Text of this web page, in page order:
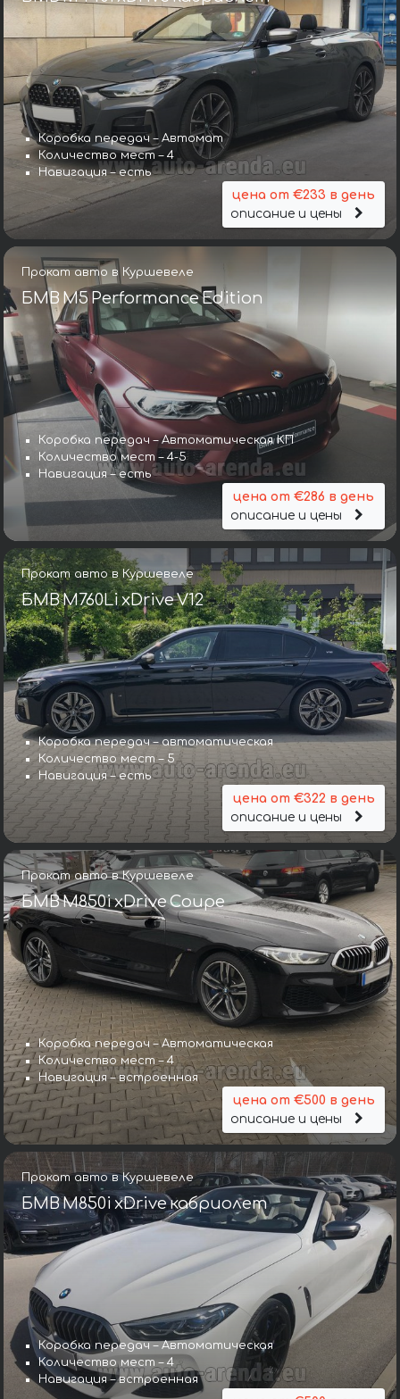
Коробка передач – Автомат
Количество мест – 4
Навигация – есть
цена от €233 в день
описание и цены
Прокат авто в Куршевеле
БМВ M5 Performance Edition
Коробка передач – Автоматическая КП
Количество мест – 4-5
Навигация – есть
цена от €286 в день
описание и цены
Прокат авто в Куршевеле
БМВ M760Li xDrive V12
Коробка передач – автоматическая
Количество мест – 5
Навигация – есть
цена от €322 в день
описание и цены
Прокат авто в Куршевеле
БМВ M850i xDrive Coupe
Коробка передач – Автоматическая
Количество мест – 4
Навигация – встроенная
цена от €500 в день
описание и цены
Прокат авто в Куршевеле
БМВ M850i xDrive кабриолет
Коробка передач – Автоматическая
Количество мест – 4
Навигация – встроенная